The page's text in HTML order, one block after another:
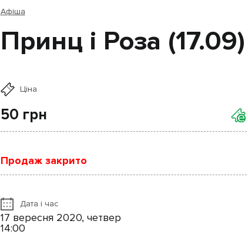
Афіша
Принц і Роза (17.09)
Ціна
50 грн
Продаж закрито
Дата і час
17 вересня 2020, четвер
14:00